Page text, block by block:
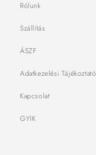
Rólunk
Szállítás
ÁSZF
Adatkezelési Tájékoztató
Kapcsolat
GYIK